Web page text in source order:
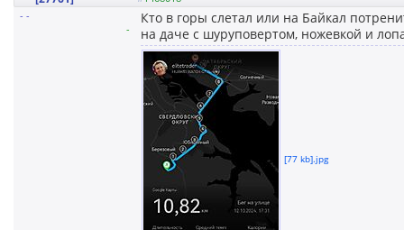
- -
-
Кто в горы слетал или на Байкал
на даче с шуруповертом, ножевкой и
[77 kb].jpg